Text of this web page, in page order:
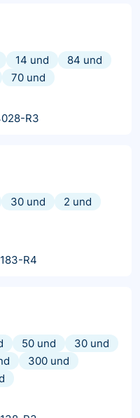
14 und
84 und
70 und
R3
30 und
2 und
R4
50 und
30 und
300 und